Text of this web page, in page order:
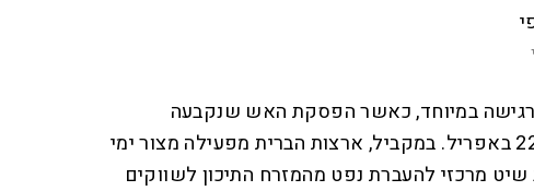
רגישה במיוחד, כאשר הפסקת האש שנקבעה
לשבועיים צפויה לפוג ב־22 באפריל. במקביל, ארצות הברית מפעילה מצור ימי
שיט מרכזי להעברת נפט מהמזרח התיכון לשווקים